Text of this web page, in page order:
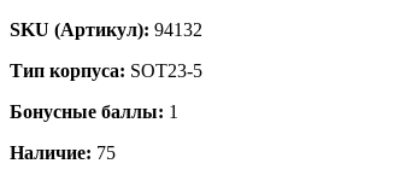
SKU (Артикул): 94132
Тип корпуса: SOT23-5
Бонусные баллы: 1
Наличие: 75